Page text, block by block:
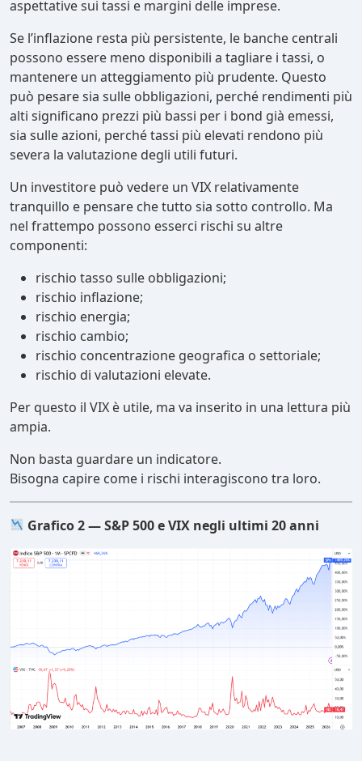
aspettative sui tassi e margini delle imprese.
Se l’inflazione resta più persistente, le banche centrali
possono essere meno disponibili a tagliare i tassi, o
mantenere un atteggiamento più prudente. Questo
può pesare sia sulle obbligazioni, perché rendimenti più
alti significano prezzi più bassi per i bond già emessi,
sia sulle azioni, perché tassi più elevati rendono più
severa la valutazione degli utili futuri.
Un investitore può vedere un VIX relativamente
tranquillo e pensare che tutto sia sotto controllo. Ma
nel frattempo possono esserci rischi su altre
componenti:
rischio tasso sulle obbligazioni;
rischio inflazione;
rischio energia;
rischio cambio;
rischio concentrazione geografica o settoriale;
rischio di valutazioni elevate.
Per questo il VIX è utile, ma va inserito in una lettura più
ampia.
Non basta guardare un indicatore.
Bisogna capire come i rischi interagiscono tra loro.
Grafico 2 — S&P 500 e VIX negli ultimi 20 anni